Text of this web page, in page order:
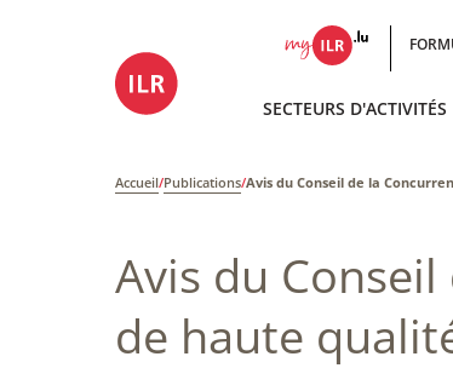
SECTEURS D'ACTIVITÉS
Accueil/Publications/Avis du Conseil de la
Avis du
de haute